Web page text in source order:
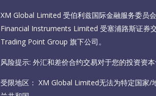
XM Global Limited 受伯利兹国际金融服务委员
Financial Instruments Limited 受塞浦路斯证券
Trading Point Group 旗下公司。
风险提示: 外汇和差价合约交易对于您的投资资
受限地区： XM Global Limited无法为特定国家/